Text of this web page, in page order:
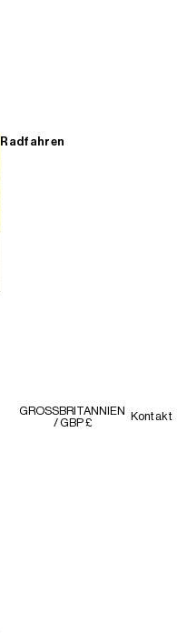
Radfahren
GROSSBRITANNIEN
/ GBP £
Kontakt